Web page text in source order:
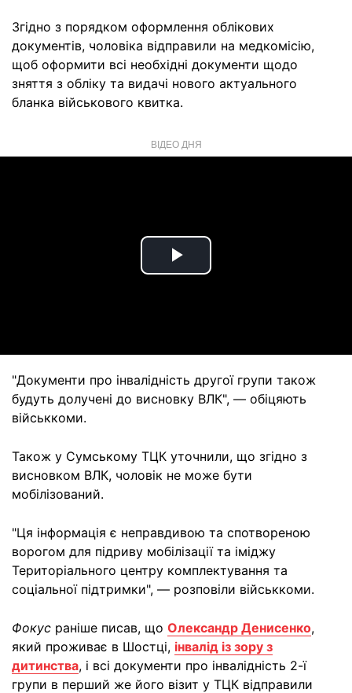
Згідно з порядком оформлення облікових
документів, чоловіка відправили на медкомісію,
щоб оформити всі необхідні документи щодо
зняття з обліку та видачі нового актуального
бланка військового квитка.
ВІДЕО ДНЯ
Play
"Документи про інвалідність другої групи також
будуть долучені до висновку ВЛК", — обіцяють
військкоми.
Також у Сумському ТЦК уточнили, що згідно з
висновком ВЛК, чоловік не може бути
мобілізований.
"Ця інформація є неправдивою та спотвореною
ворогом для підриву мобілізації та іміджу
Територіального центру комплектування та
соціальної підтримки", — розповіли військкоми.
Фокус раніше писав, що Олександр Денисенко,
який проживає в Шостці, інвалід із зору з
дитинства, і всі документи про інвалідність 2-ї
групи в перший же його візит у ТЦК відправили